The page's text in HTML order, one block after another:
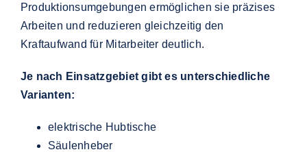
Produktionsumgebungen ermöglichen sie präzises
Arbeiten und reduzieren gleichzeitig den
Kraftaufwand für Mitarbeiter deutlich.
Je nach Einsatzgebiet gibt es unterschiedliche
Varianten:
elektrische Hubtische
Säulenheber